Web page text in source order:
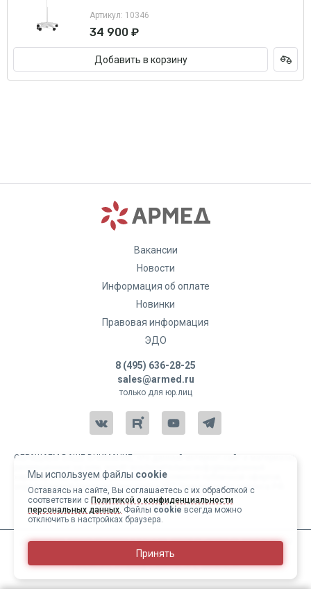
Артикул: 10346
34 900 ₽
Добавить в корзину
Мы используем файлы cookie
Оставаясь на сайте, Вы соглашаетесь с их обработкой с
соответствии с Политикой о конфиденциальности
персональных данных. Файлы cookie всегда можно
отключить в настройках браузера.
Принять
Вакансии
Новости
Информация об оплате
Новинки
Правовая информация
ЭДО
8 (495) 636-28-25
sales@armed.ru
только для юр.лиц
ОБРАЩАЕМ ВАШЕ ВНИМАНИЕ, что данный интернет-сайт и материалы,
характер и ни при каких условиях не являются публичной офертой,
определяемой положениями статьи 437 Гражданского кодекса РФ.
Copyright 2004-2026 © Армед
ИМЕЮТСЯ ПРОТИВОПОКАЗАНИЯ, ПЕРЕД ИСПОЛЬЗОВАНИЕМ
НЕОБХОДИМО ОЗНАКОМИТЬСЯ С ИНСТРУКЦИЕЙ И
ПРОКОНСУЛЬТИРОВАТЬСЯ С ВРАЧОМ